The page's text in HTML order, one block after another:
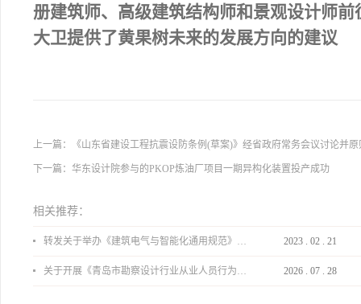
册建筑师、高级建筑结构师和景观设计师
大卫提供了黄果树未来的发展方向的建议
上一篇： 《山东省建设工程抗震设防条例(草案)》经省政府常务会议讨论并
下一篇： 华东设计院参与的PKOP炼油厂项目一期异构化装置投产成功
相关推荐：
转发关于举办《建筑电气与智能化通用规范》 GB55024-2022公益宣贯的通知 2023 . 02 . 21
关于开展《青岛市勘察设计行业从业人员行为导则》、《青岛市住宅工程设计审查品质提升指引（2026版）》宣贯活动的通知 2026 . 07 . 28